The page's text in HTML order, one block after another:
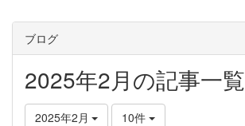
ブログ
2025年2月の記事一覧
2025年2月 10件